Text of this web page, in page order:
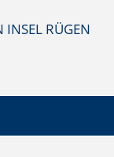
INSEL RÜGEN